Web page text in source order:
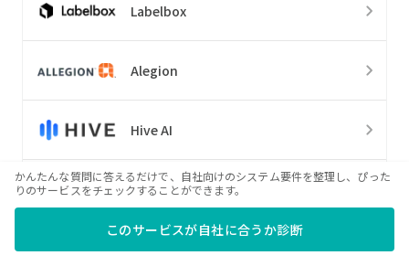
Labelbox
Alegion
Hive AI
SuperAnnotate
TTPM
かんたんな質問に答えるだけで、自社向けのシステム要件を整理し、ぴった
りのサービスをチェックすることができます。
このサービスが自社に合うか診断